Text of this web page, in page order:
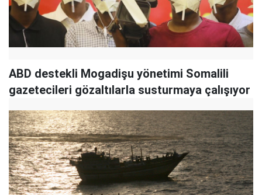
ABD destekli Mogadişu yönetimi Somalili
gazetecileri gözaltılarla susturmaya çalışıyor